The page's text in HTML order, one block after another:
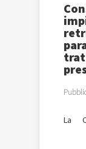
La